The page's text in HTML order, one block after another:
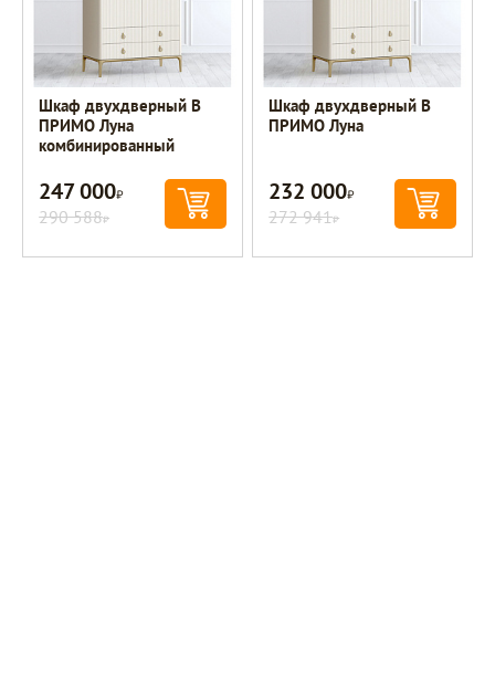
Шкаф двухдверный B
ПРИМО Луна
комбинированный
247 000Р
290 588Р
Шкаф двухдверный B
ПРИМО Луна
232 000Р
272 941Р